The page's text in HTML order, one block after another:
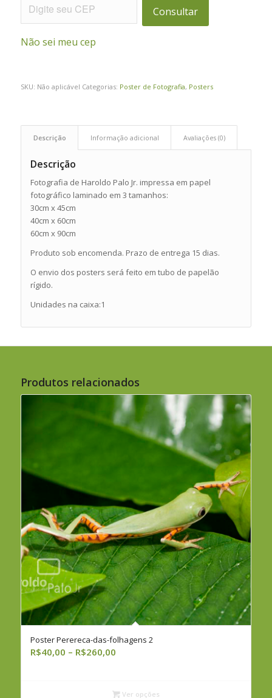
Consultar
Não sei meu cep
SKU: Não aplicável Categorias: Poster de Fotografia, Posters
Descrição Informação adicional Avaliações (0)
Descrição
Fotografia de Haroldo Palo Jr. impressa em papel
fotográfico laminado em 3 tamanhos:
30cm x 45cm
40cm x 60cm
60cm x 90cm
Produto sob encomenda. Prazo de entrega 15 dias.
O envio dos posters será feito em tubo de papelão
rígido.
Unidades na caixa:1
Produtos relacionados
Poster Perereca-das-folhagens 2
R$40,00 – R$260,00Faixa
R$40,00
Ver opções